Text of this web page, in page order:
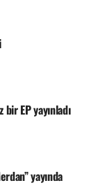
EP yayınladı
yayında